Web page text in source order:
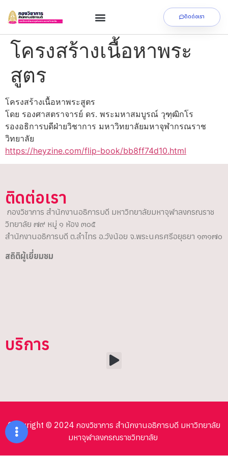
ติดต่อเรา
โครงสร้างเนื้อหาพระ
สูตร
โครงสร้างเนื้อหาพระสูตร
โดย รองศาสตราจารย์ ดร. พระมหาสมบูรณ์ วุฑฺฒิกโร
รองอธิการบดีฝ่ายวิชาการ มหาวิทยาลัยมหาจุฬากรณราช
วิทยาลัย
https://heyzine.com/flip-book/bb8ff74d10.html
ติดต่อเรา
กองวิชาการ สำนักงานอธิการบดี มหาวิทยาลัยมหาจุฬาลงกรณราช
วิทยาลัย ๗๙ หมู่ ๑ ห้อง ๓๐๕
สำนักงานอธิการบดี ต.ลำไทร อ.วังน้อย จ.พระนครศรีอยุธยา ๑๓๑๗๐
สถิติผู้เยี่ยมชม
บริการ
Copyright © 2024 กองวิชาการ สำนักงานอธิการบดี มหาวิทยาลัย
มหาจุฬาลงกรณราชวิทยาลัย